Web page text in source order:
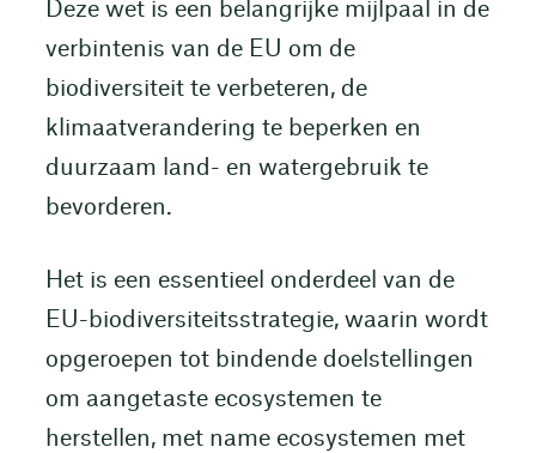
Deze wet is een belangrijke mijlpaal in de
verbintenis van de EU om de
biodiversiteit te verbeteren, de
klimaatverandering te beperken en
duurzaam land- en watergebruik te
bevorderen.
Het is een essentieel onderdeel van de
EU-biodiversiteitsstrategie, waarin wordt
opgeroepen tot bindende doelstellingen
om aangetaste ecosystemen te
herstellen, met name ecosystemen met